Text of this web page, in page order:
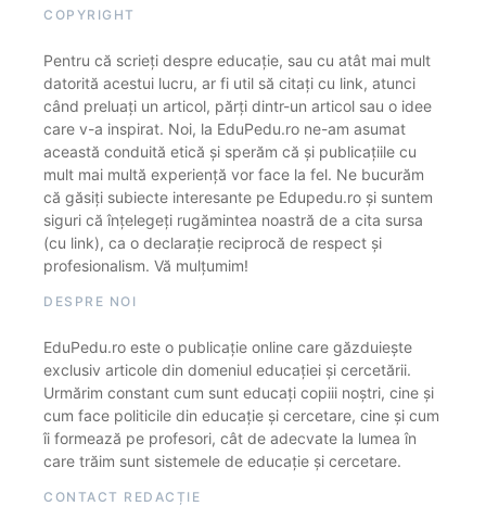
COPYRIGHT
Pentru că scrieți despre educație, sau cu atât mai mult
datorită acestui lucru, ar fi util să citați cu link, atunci
când preluați un articol, părți dintr-un articol sau o idee
care v-a inspirat. Noi, la EduPedu.ro ne-am asumat
această conduită etică și sperăm că și publicațiile cu
mult mai multă experiență vor face la fel. Ne bucurăm
că găsiți subiecte interesante pe Edupedu.ro și suntem
siguri că înțelegeți rugămintea noastră de a cita sursa
(cu link), ca o declarație reciprocă de respect și
profesionalism. Vă mulțumim!
DESPRE NOI
EduPedu.ro este o publicație online care găzduiește
exclusiv articole din domeniul educației și cercetării.
Urmărim constant cum sunt educați copiii noștri, cine și
cum face politicile din educație și cercetare, cine și cum
îi formează pe profesori, cât de adecvate la lumea în
care trăim sunt sistemele de educație și cercetare.
CONTACT REDACȚIE